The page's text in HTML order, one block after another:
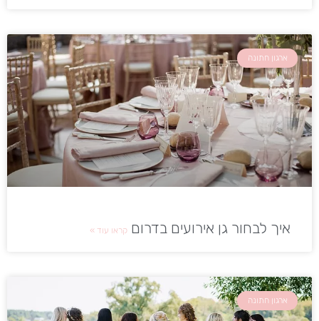
ארגון חתונה
איך לבחור גן אירועים בדרום קראו עוד »
ארגון חתונה